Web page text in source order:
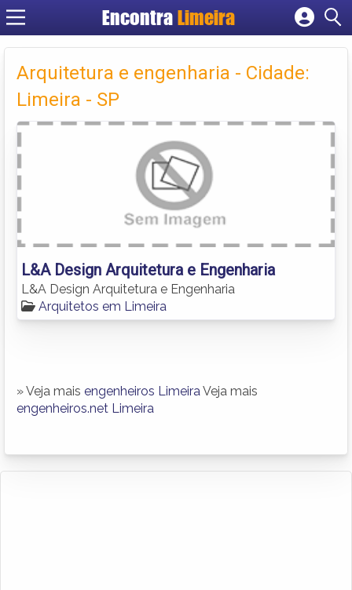
Encontra Limeira
Cadastrar empresa
Criar conta
Arquitetura e engenharia - Cidade:
Limeira - SP
L&A Design Arquitetura e Engenharia
L&A Design Arquitetura e Engenharia
Arquitetos em Limeira
» Veja mais engenheiros Limeira Veja mais
engenheiros.net Limeira